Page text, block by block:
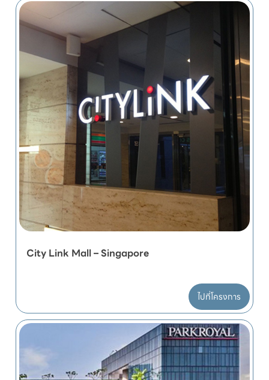
City Link Mall – Singapore
ไปที่โครงการ